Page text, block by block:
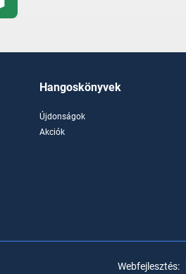
Hangoskönyvek
Újdonságok
Akciók
Webfejlesztés: